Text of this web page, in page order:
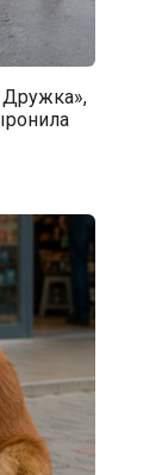
Дружка»,